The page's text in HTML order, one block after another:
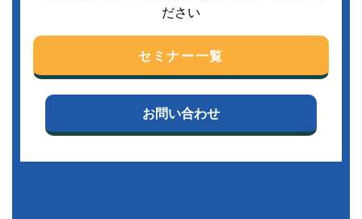
ださい
セミナー一覧
お問い合わせ